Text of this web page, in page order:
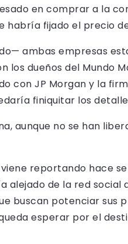
en comprar a la
habría fijado el precio
ambas empresas
los dueños del Mundo
con JP Morgan y la
finiquitar los
aunque no se han
reportando hace
alejado de la red
buscan potenciar sus
esperar por el